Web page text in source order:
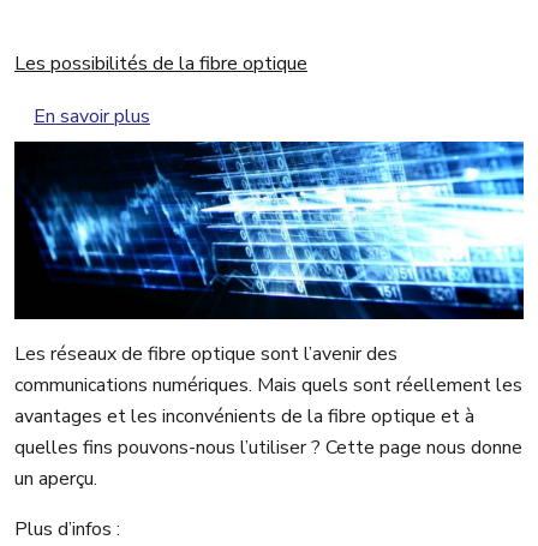
Les possibilités de la fibre optique
En savoir plus
Les réseaux de fibre optique sont l’avenir des
communications numériques. Mais quels sont réellement les
avantages et les inconvénients de la fibre optique et à
quelles fins pouvons-nous l’utiliser ? Cette page nous donne
un aperçu.
Plus d’infos :